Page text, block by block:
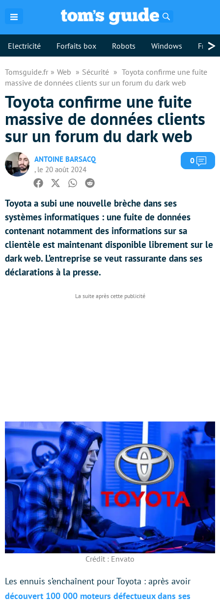
Electricité Forfaits box Robots Windows >
Tomsguide.fr Web Sécurité
Toyota confirme une fuite
massive de données clients sur un forum du dark web
Toyota confirme une fuite
massive de données clients
sur un forum du dark web
ANTOINE BARSACQ
, le 20 août 2024
0
Facebook
TwitterWhatsapp
Reddit
Toyota a subi une nouvelle brèche dans ses
systèmes informatiques : une fuite de données
contenant notamment des informations sur sa
clientèle est maintenant disponible librement sur le
dark web. L’entreprise se veut rassurante dans ses
déclarations à la presse.
Crédit : Envato
Les ennuis s’enchaînent pour Toyota : après avoir
découvert 100 000 moteurs défectueux dans ses